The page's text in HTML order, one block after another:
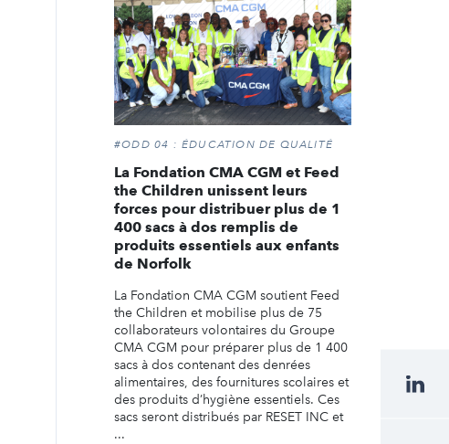
#ODD 04 : ÉDUCATION DE QUALITÉ
La Fondation CMA CGM et Feed
the Children unissent leurs
forces pour distribuer plus de 1
400 sacs à dos remplis de
produits essentiels aux enfants
de Norfolk
La Fondation CMA CGM soutient Feed
the Children et mobilise plus de 75
collaborateurs volontaires du Groupe
CMA CGM pour préparer plus de 1 400
sacs à dos contenant des denrées
alimentaires, des fournitures scolaires et
des produits d’hygiène essentiels. Ces
sacs seront distribués par RESET INC et
...